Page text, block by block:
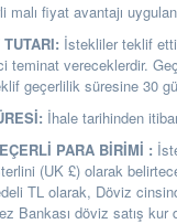
malı fiyat avantajı
İstekliler teklif
teminat vereceklerdir.
geçerlilik süresine 30
İhale tarihinden
PARA BİRİMİ :
(UK £) olarak
TL olarak, Döviz
Bankası döviz satış